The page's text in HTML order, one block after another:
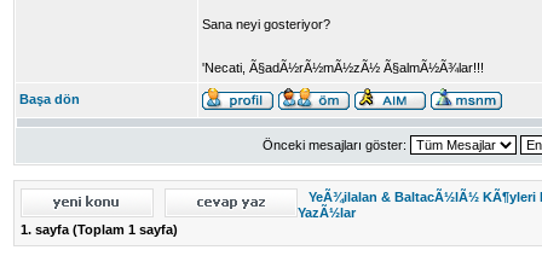
Sana neyi gosteriyor?
'Necati, Ã§adÃ½rÃ½mÃ½zÃ½ Ã§almÃ½Ã¾lar!!!
Başa dön
Önceki mesajları göster:
YeÃ¾ilalan & BaltacÃ½lÃ½ KÃ¶yleri
YazÃ½lar
1. sayfa (Toplam 1 sayfa)